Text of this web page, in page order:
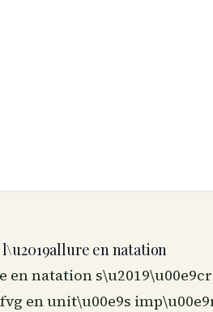
en natation
en natation
en unit\u00e9s